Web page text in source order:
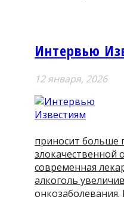
Интервью
12 января, 2026
приносит больше
злокачественной
современная
алкоголь